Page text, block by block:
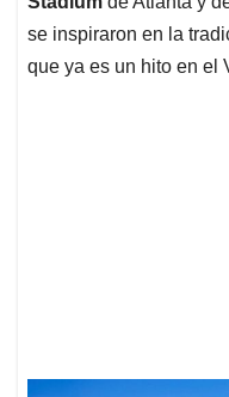
se inspiraron en la
que ya es un hito en el